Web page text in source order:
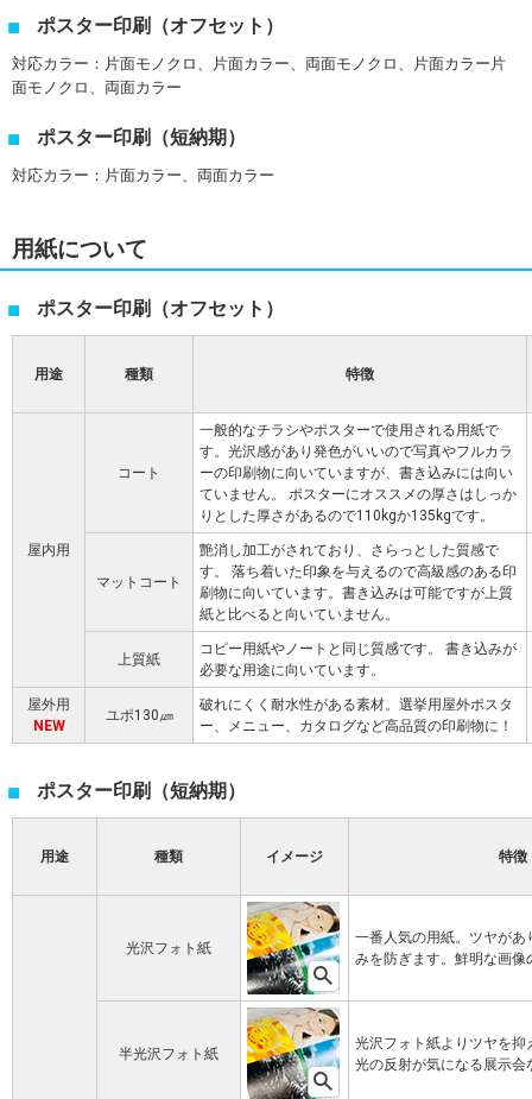
ポスター印刷（オフセット）
対応カラー：片面モノクロ、片面カラー、両面モノクロ、片面カラー片
面モノクロ、両面カラー
ポスター印刷（短納期）
対応カラー：片面カラー、両面カラー
用紙について
ポスター印刷（オフセット）
用途 種類 特徴
屋内用
コート
一般的なチラシやポスターで使用される用紙で
す。光沢感があり発色がいいので写真やフルカラ
ーの印刷物に向いていますが、書き込みには向い
ていません。 ポスターにオススメの厚さはしっか
りとした厚さがあるので110kgか135kgです。
マットコート
艶消し加工がされており、さらっとした質感で
す。 落ち着いた印象を与えるので高級感のある印
刷物に向いています。書き込みは可能ですが上質
紙と比べると向いていません。
上質紙
コピー用紙やノートと同じ質感です。 書き込みが
必要な用途に向いています。
屋外用
NEW
ユポ130㎛
破れにくく耐水性がある素材。選挙用屋外ポスタ
ー、メニュー、カタログなど高品質の印刷物に！
ポスター印刷（短納期）
用途 種類 イメージ 特徴
光沢フォト紙
一番人気の用紙。ツヤがあ
みを防ぎます。鮮明な画像
半光沢フォト紙
光沢フォト紙よりツヤを抑
光の反射が気になる展示会